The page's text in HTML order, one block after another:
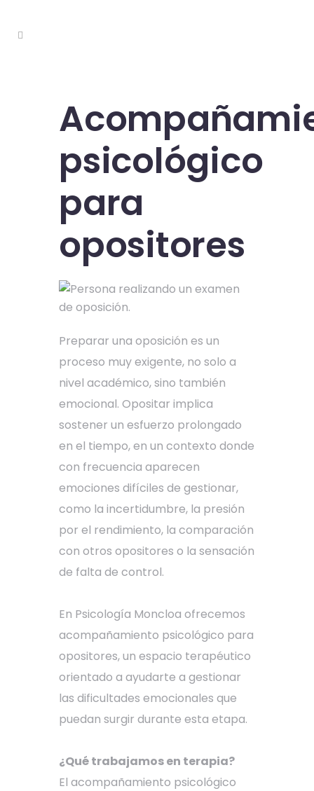
psicológico
para
opositores
Preparar una oposición es un
proceso muy exigente, no solo a
nivel académico, sino también
emocional. Opositar implica
sostener un esfuerzo prolongado
en el tiempo, en un contexto donde
con frecuencia aparecen
emociones difíciles de gestionar,
como la incertidumbre, la presión
por el rendimiento, la comparación
con otros opositores o la sensación
de falta de control.
En Psicología Moncloa ofrecemos
acompañamiento psicológico para
opositores, un espacio terapéutico
orientado a ayudarte a gestionar
las dificultades emocionales que
puedan surgir durante esta etapa.
¿Qué trabajamos en terapia?
El acompañamiento psicológico